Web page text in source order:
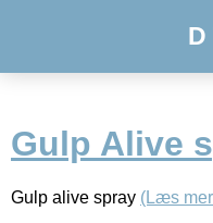
D
Gulp Alive
Gulp alive spray (Læs